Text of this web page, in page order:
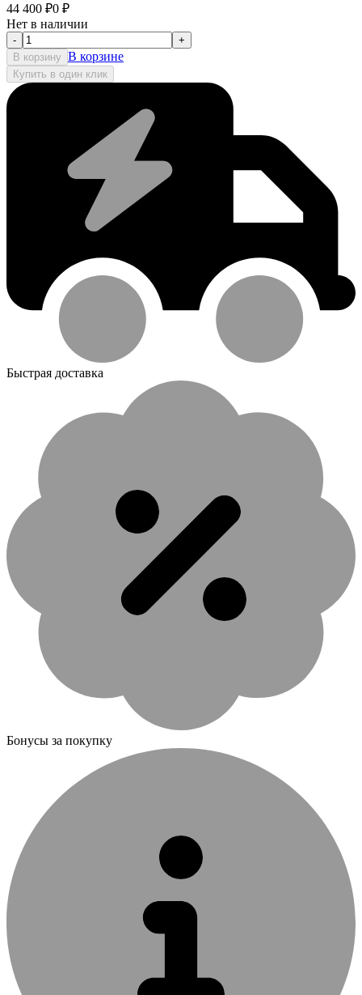
44 400 ₽0 ₽
Нет в наличии
-
+
В корзину В корзине
Купить в один клик
Быстрая доставка
Бонусы за покупку